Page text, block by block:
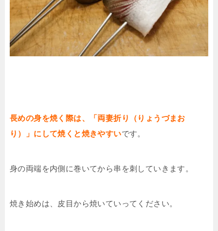
長めの身を焼く際は、「両妻折り（りょうづまお
り）」にして焼くと焼きやすいです。
身の両端を内側に巻いてから串を刺していきます。
焼き始めは、皮目から焼いていってください。